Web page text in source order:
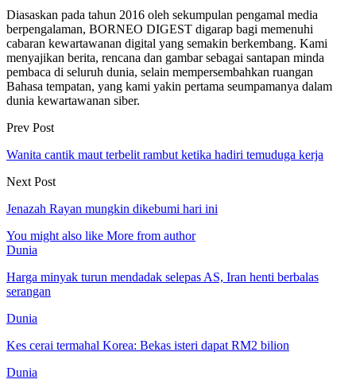
Diasaskan pada tahun 2016 oleh sekumpulan pengamal media
berpengalaman, BORNEO DIGEST digarap bagi memenuhi
cabaran kewartawanan digital yang semakin berkembang. Kami
menyajikan berita, rencana dan gambar sebagai santapan minda
pembaca di seluruh dunia, selain mempersembahkan ruangan
Bahasa tempatan, yang kami yakin pertama seumpamanya dalam
dunia kewartawanan siber.
Prev Post
Wanita cantik maut terbelit rambut ketika hadiri temuduga kerja
Next Post
Jenazah Rayan mungkin dikebumi hari ini
You might also like More from author
Dunia
Harga minyak turun mendadak selepas AS, Iran henti berbalas
serangan
Dunia
Kes cerai termahal Korea: Bekas isteri dapat RM2 bilion
Dunia